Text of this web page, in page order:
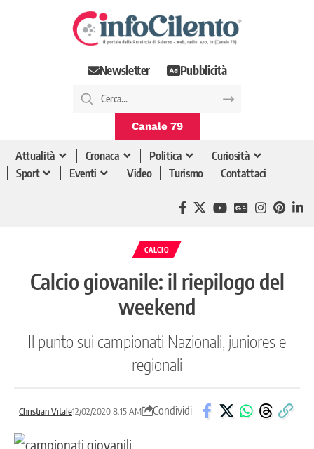
Newsletter Pubblicità
Canale 79
Attualità Cronaca Politica
Curiosità
Sport
Eventi Video Turismo Contattaci
CALCIO
Calcio giovanile: il riepilogo del
weekend
Il punto sui campionati Nazionali, juniores e
regionali
Christian Vitale12/02/2020 8:15 AM Condividi